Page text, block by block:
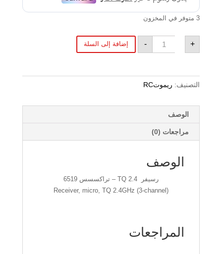
3 متوفر في المخزون
-
كمية
رسيفر
تراكسس
+ إضافة إلى السلة
التصنيف: ريموتRC
الوصف
مراجعات (0)
الوصف
رسيفر TQ 2.4 – تراكسسس 6519
Receiver, micro, TQ 2.4GHz (3-channel)
المراجعات